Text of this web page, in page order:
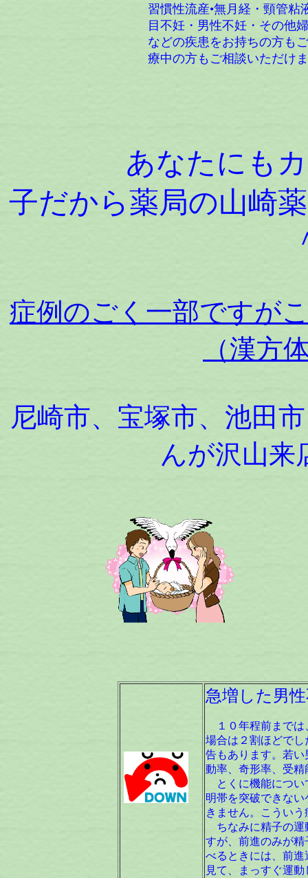
習慣性流産•無月経・頸管
目不妊・男性不妊・その他
などの疾患をお持ちの方も
療中の方もご相談いただけ
あなたにも
子だから薬局の山崎
症例のごく一部ですが
（漢方
尼崎市、宝塚市、池田
んが沢山来
急増した男
１０年程前までは
場合は２割ほどで
告もあります。若
動率、奇形率、受
とくに機能につい
明帯を突破できな
きません。こうい
ちなみに精子の運
すが、前進のみが
べるときには、前
見て、まっすぐ運